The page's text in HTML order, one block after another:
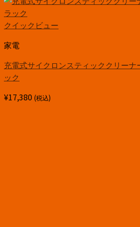
クイックビュー
家電
充電式サイクロンスティッククリー
ック
¥17,380 (税込)